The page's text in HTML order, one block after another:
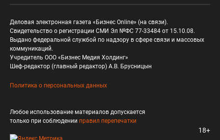
Деловая электронная газета «Бизнес Online» (на связи).
Свидетельство о регистрации СМИ Эл №ФС 77-33484 от 15.10.08.
Выдано федеральной службой по надзору в сфере связи и массовых
коммуникаций.
Учредитель ООО «Бизнес Медия Холдинг»
Шеф-редактор (главный редактор) А.В. Брусницын
Политика о персональных данных
Любое использование материалов допускается
только при соблюдении правил перепечатки
18+